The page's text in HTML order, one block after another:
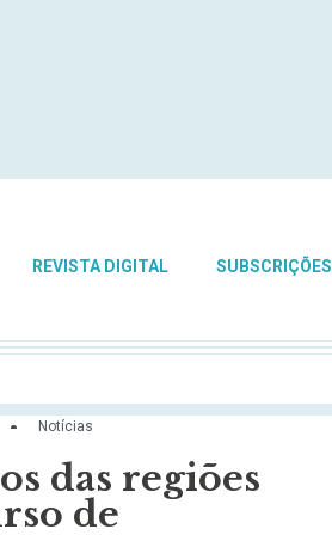
REVISTA DIGITAL SUBSCRIÇÕES
Notícias
das regiões
de